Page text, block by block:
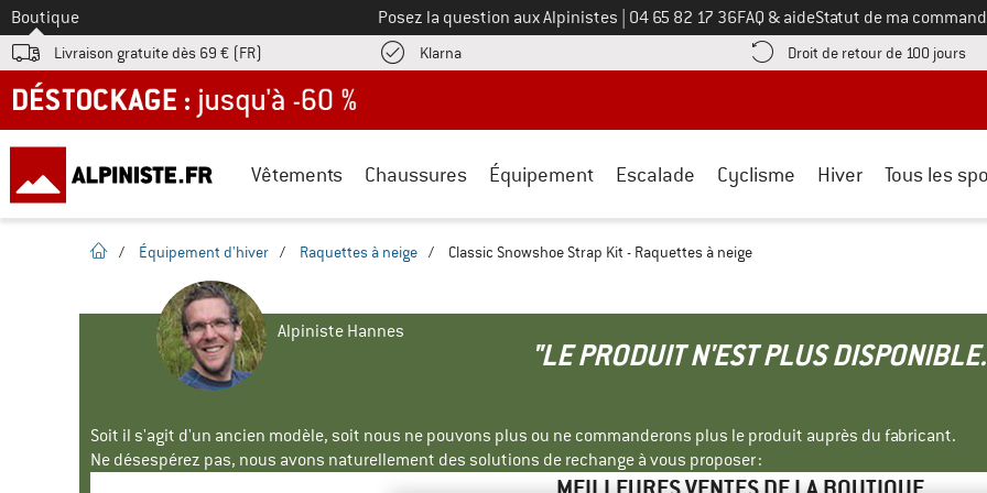
Vers le
Boutique Posez la question aux Alpinistes Appelez-nous au
04 65 82 17 36FAQ & aideStatut de ma
Livraison gratuite dès 69 € (FR) KlarnaTrouve les informations de paiement ici ! Ouvre une boîte d'information
Droit de retour de 100 jours
DÉSTOCKAGE : jusqu'à -60 %
Vêtements Chaussures Équipement Escalade Cyclisme Hiver Tous les
Page d'accueil
/ Équipement d'hiver / Raquettes à neige / Classic Snowshoe Strap Kit - Raquettes à neige
Alpiniste Hannes
"LE PRODUIT N'EST PLUS
Soit il s'agit d'un ancien modèle, soit nous ne pouvons plus ou ne commanderons plus le produit auprès du fabricant.
Ne désespérez pas, nous avons naturellement des solutions de rechange à vous proposer :